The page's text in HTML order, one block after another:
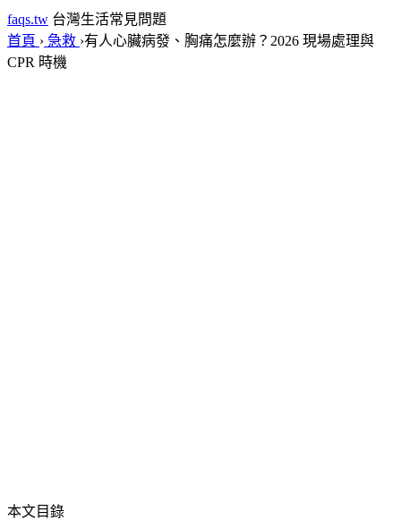
faqs.tw 台灣生活常見問題
首頁 › 急救 ›有人心臟病發、胸痛怎麼辦？2026 現場處理與
CPR 時機
本文目錄